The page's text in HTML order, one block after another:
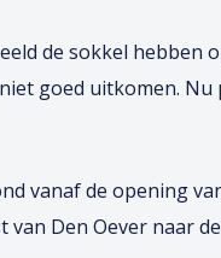
de sokkel hebben
goed uitkomen. Nu
vanaf de opening
Den Oever naar